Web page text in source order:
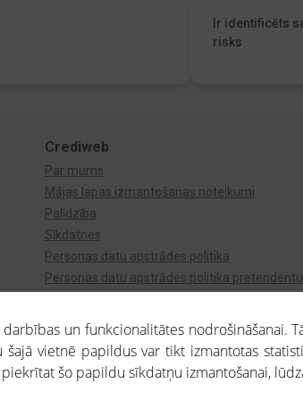
Ir identificēts
risks
Crediweb
Par mums
Mājas lapas izmantošanas noteikumi
Palīdzība
Sīkdatnes
Personas datu apstrādes politika
Personas datu apstrādes politika
un funkcionalitātes nodrošināšanai.
vietnē papildus var tikt izmantotas
piekrītat šo papildu sīkdatņu izmantošanai,